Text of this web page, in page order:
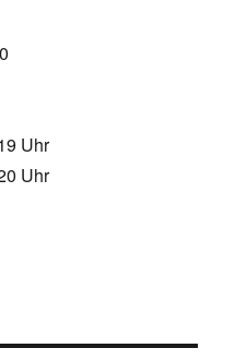
Uhr
Uhr